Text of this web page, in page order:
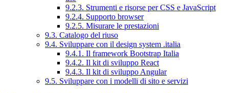
9.2.3. Strumenti e risorse per CSS e JavaScript
9.2.4. Supporto browser
9.2.5. Misurare le prestazioni
9.3. Catalogo del riuso
9.4. Sviluppare con il design system .italia
9.4.1. Il framework Bootstrap Italia
9.4.2. Il kit di sviluppo React
9.4.3. Il kit di sviluppo Angular
9.5. Sviluppare con i modelli di sito e servizi